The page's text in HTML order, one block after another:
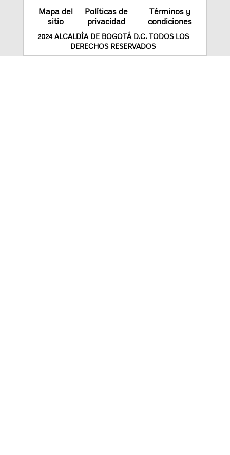
Mapa del
sitio
Políticas de
privacidad
Términos y
condiciones
2024 ALCALDÍA DE BOGOTÁ D.C. TODOS LOS
DERECHOS RESERVADOS